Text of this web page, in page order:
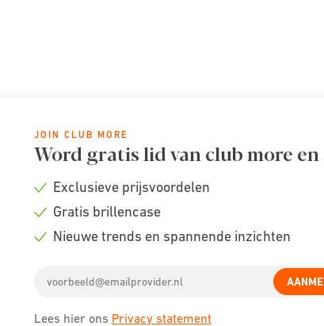
JOIN CLUB MORE
Word gratis lid van club more
Check
Exclusieve prijsvoordelen
Check
Gratis brillencase
Nieuwe trends en spannende inzichten
address
Lees hier ons Privacy statement